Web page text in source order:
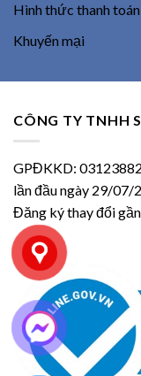
Hình thức thanh toán
Khuyến mại
CÔNG TY TNHH
GPĐKKD:
lần đầu ngày 29/07/
Đăng ký thay đổi